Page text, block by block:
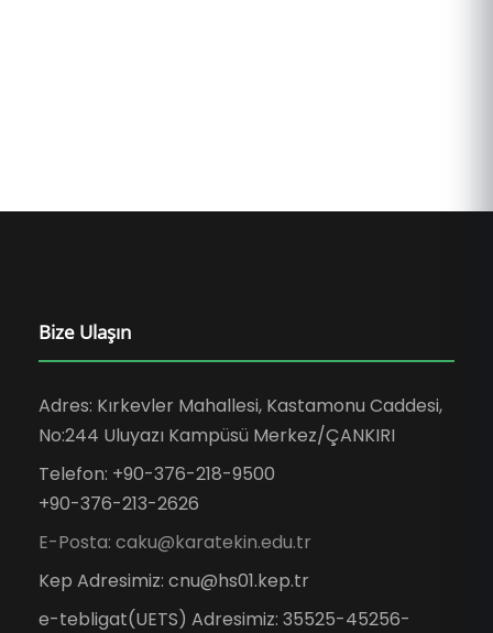
Bize Ulaşın
Adres: Kırkevler Mahallesi, Kastamonu Caddesi,
No:244 Uluyazı Kampüsü Merkez/ÇANKIRI
Telefon: +90-376-218-9500
+90-376-213-2626
E-Posta: caku@karatekin.edu.tr
Kep Adresimiz: cnu@hs01.kep.tr
e-tebligat(UETS) Adresimiz: 35525-45256-